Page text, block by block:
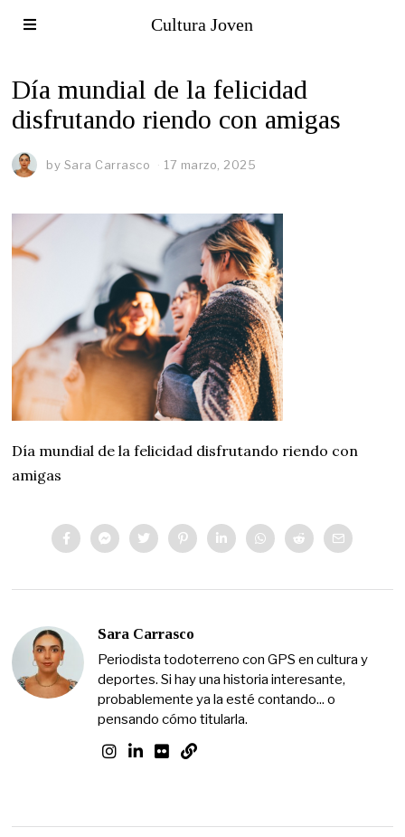
Cultura Joven
Día mundial de la felicidad
disfrutando riendo con amigas
by Sara Carrasco 17 marzo, 2025
Día mundial de la felicidad disfrutando riendo con
amigas
Sara Carrasco
Periodista todoterreno con GPS en cultura y
deportes. Si hay una historia interesante,
probablemente ya la esté contando... o
pensando cómo titularla.